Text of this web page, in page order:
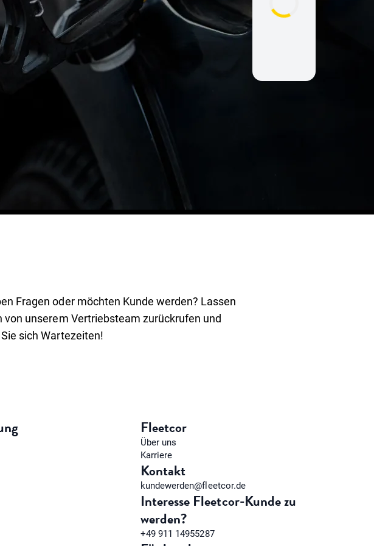
Fragen oder möchten Kunde werden? Lassen
von unserem Vertriebsteam zurückrufen und
sich Wartezeiten!
Fleetcor
Über uns
Karriere
Kontakt
kundewerden@fleetcor.de
Interesse Fleetcor-Kunde zu
werden?
+49 911 14955287